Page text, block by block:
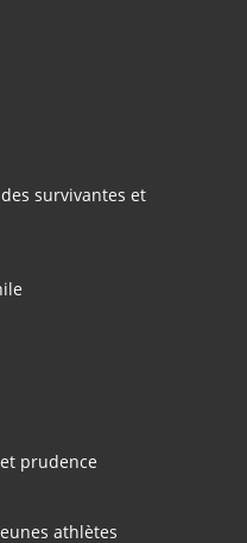
survivantes et
prudence
athlètes